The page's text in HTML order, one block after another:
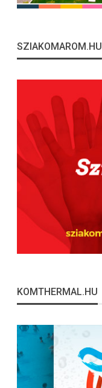
SZIAKOMAROM.HU
KOMTHERMAL.HU